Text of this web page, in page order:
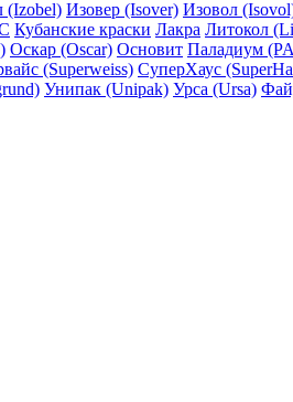
(Izobel) Изовер (Isover) Изовол
Кубанские краски Лакра Литокол
Оскар (Oscar) Основит Паладиум
(Superweiss) СуперХаус
Унипак (Unipak) Урса (Ursa)